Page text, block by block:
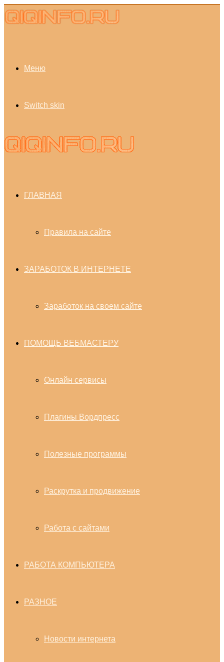
Меню
Switch skin
ГЛАВНАЯ
Правила на сайте
ЗАРАБОТОК В ИНТЕРНЕТЕ
Заработок на своем сайте
ПОМОЩЬ ВЕБМАСТЕРУ
Онлайн сервисы
Плагины Вордпресс
Полезные программы
Раскрутка и продвижение
Работа с сайтами
РАБОТА КОМПЬЮТЕРА
РАЗНОЕ
Новости интернета